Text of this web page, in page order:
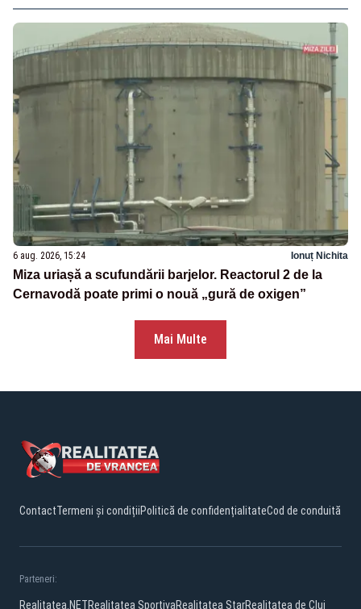
6 aug. 2026, 15:24 Ionuț Nichita
Miza uriașă a scufundării barjelor. Reactorul 2 de la
Cernavodă poate primi o nouă „gură de oxigen”
Mai Multe
ContactTermeni și condițiiPolitică de confidențialitateCod de conduită
Parteneri:
Realitatea.NETRealitatea SportivaRealitatea StarRealitatea de Cluj